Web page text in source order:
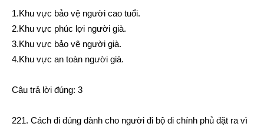
1.Khu vực bảo vệ người cao tuổi.
2.Khu vực phúc lợi người già.
3.Khu vực bảo vệ người già.
4.Khu vực an toàn người già.
Câu trả lời đúng: 3
221. Cách đi đúng dành cho người đi bộ di chính phủ đặt ra vì